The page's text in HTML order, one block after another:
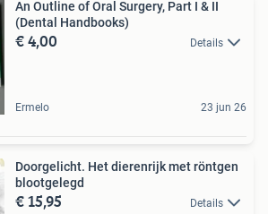
An Outline of Oral Surgery, Part I & II
(Dental Handbooks)
€ 4,00 Details
Ermelo 23 jun 26
Doorgelicht. Het dierenrijk met röntgen
blootgelegd
€ 15,95 Details